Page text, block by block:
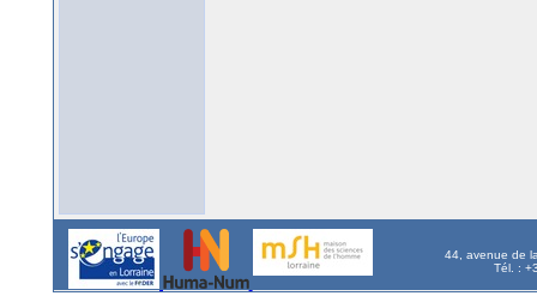
44, avenue de
Tél. :